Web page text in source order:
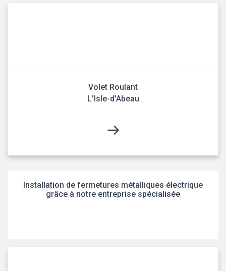
Volet Roulant
L'Isle-d'Abeau
Installation de fermetures métalliques électrique
grâce à notre entreprise spécialisée